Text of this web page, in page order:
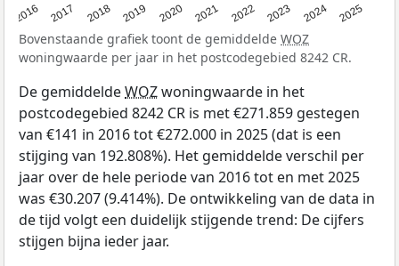
2016 2017 2018 2019 2020 2021 2022 2023 2024 2025
Bovenstaande grafiek toont de gemiddelde WOZ
woningwaarde per jaar in het postcodegebied 8242 CR.
De gemiddeldeWOZwoningwaarde in het
postcodegebied 8242 CR is met €271.859 gestegen
van €141 in 2016 tot €272.000 in 2025 (dat is een
stijging van 192.808%). Het gemiddelde verschil per
jaar over de hele periode van 2016 tot en met 2025
was €30.207 (9.414%). De ontwikkeling van de data in
de tijd volgt een duidelijk stijgende trend: De cijfers
stijgen bijna ieder jaar.